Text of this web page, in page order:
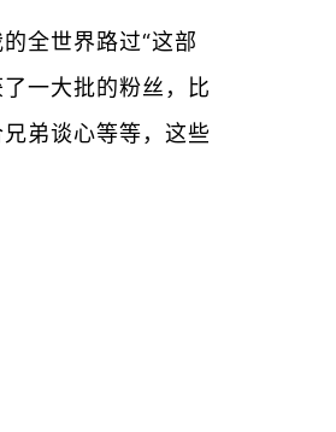
全世界路过“这部
一大批的粉丝，比
弟谈心等等，这些